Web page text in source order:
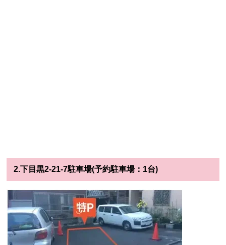
2.下目黒2-21-7駐車場(予約駐車場：1台)